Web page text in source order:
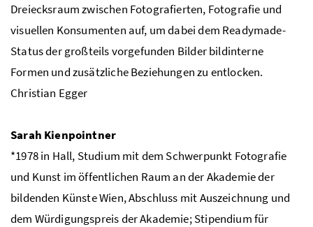
Dreiecksraum zwischen Fotografierten, Fotografie und
visuellen Konsumenten auf, um dabei dem Readymade-
Status der großteils vorgefunden Bilder bildinterne
Formen und zusätzliche Beziehungen zu entlocken.
Christian Egger
Sarah Kienpointner
*1978 in Hall, Studium mit dem Schwerpunkt Fotografie
und Kunst im öffentlichen Raum an der Akademie der
bildenden Künste Wien, Abschluss mit Auszeichnung und
dem Würdigungspreis der Akademie; Stipendium für